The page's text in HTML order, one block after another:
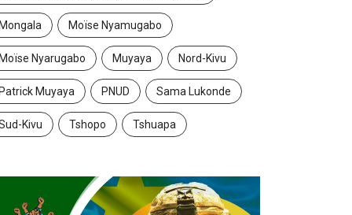
Mongala Moïse Nyamugabo
Moïse Nyarugabo Muyaya Nord-Kivu
Patrick Muyaya PNUD Sama Lukonde
Kivu Tshopo Tshuapa